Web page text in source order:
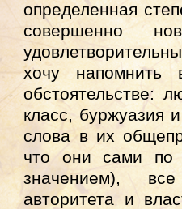
определенная
совершенно
хочу напомнить
обстоятельстве:
класс, буржуазия
слова в их
что они сами по
значением),
авторитета и